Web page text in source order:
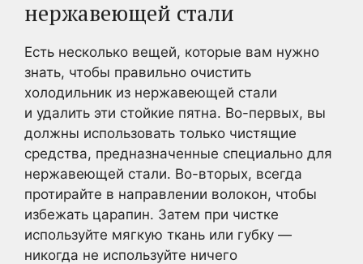
нержавеющей стали
Есть несколько вещей, которые вам нужно
знать, чтобы правильно очистить
холодильник из нержавеющей стали
и удалить эти стойкие пятна. Во-первых, вы
должны использовать только чистящие
средства, предназначенные специально для
нержавеющей стали. Во-вторых, всегда
протирайте в направлении волокон, чтобы
избежать царапин. Затем при чистке
используйте мягкую ткань или губку —
никогда не используйте ничего